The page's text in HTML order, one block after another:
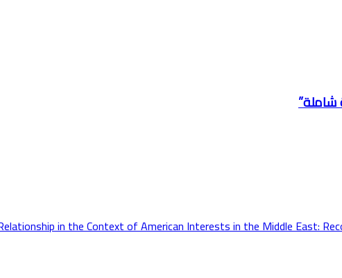
شاملة”
in the Context of American Interests in the Middle East: